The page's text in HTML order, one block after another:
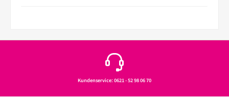
Kundenservice: 0621 - 52 98 06 70